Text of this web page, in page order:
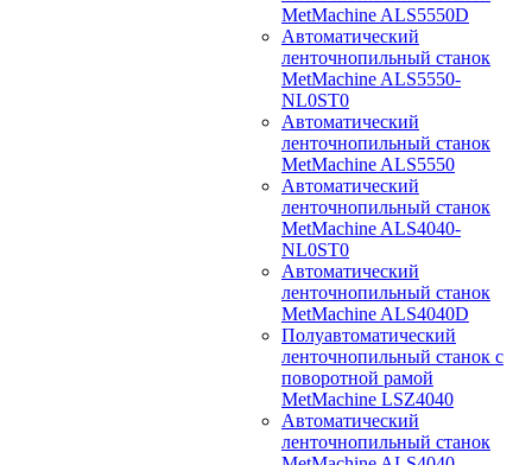
MetMachine ALS5550D
Автоматический
ленточнопильный станок
MetMachine ALS5550-
NL0ST0
Автоматический
ленточнопильный станок
MetMachine ALS5550
Автоматический
ленточнопильный станок
MetMachine ALS4040-
NL0ST0
Автоматический
ленточнопильный станок
MetMachine ALS4040D
Полуавтоматический
ленточнопильный станок с
поворотной рамой
MetMachine LSZ4040
Автоматический
ленточнопильный станок